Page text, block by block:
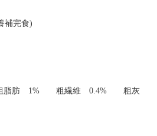
補完食)
脂肪 1% 粗繊維 0.4% 粗灰